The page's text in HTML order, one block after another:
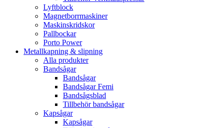
Lyftblock
Magnetborrmaskiner
Maskinskridskor
Pallbockar
Porto Power
Metallkapning & slipning
Alla produkter
Bandsågar
Bandsågar
Bandsågar Femi
Bandsågsblad
Tillbehör bandsågar
Kapsågar
Kapsågar